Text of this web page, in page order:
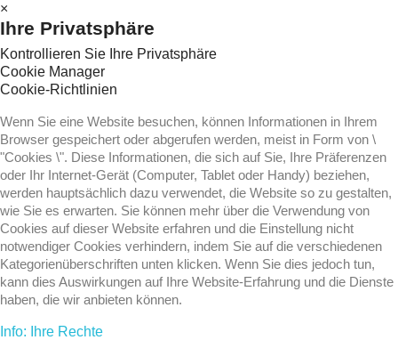
×
Ihre Privatsphäre
Kontrollieren Sie Ihre Privatsphäre
Cookie Manager
Cookie-Richtlinien
Wenn Sie eine Website besuchen, können Informationen in Ihrem
Browser gespeichert oder abgerufen werden, meist in Form von \
"Cookies \". Diese Informationen, die sich auf Sie, Ihre Präferenzen
oder Ihr Internet-Gerät (Computer, Tablet oder Handy) beziehen,
werden hauptsächlich dazu verwendet, die Website so zu gestalten,
wie Sie es erwarten. Sie können mehr über die Verwendung von
Cookies auf dieser Website erfahren und die Einstellung nicht
notwendiger Cookies verhindern, indem Sie auf die verschiedenen
Kategorienüberschriften unten klicken. Wenn Sie dies jedoch tun,
kann dies Auswirkungen auf Ihre Website-Erfahrung und die Dienste
haben, die wir anbieten können.
Info: Ihre Rechte